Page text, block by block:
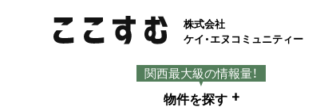
株式会社
ケイ・エヌコミュニティー
関西最大級の情報量！
物件を探す +